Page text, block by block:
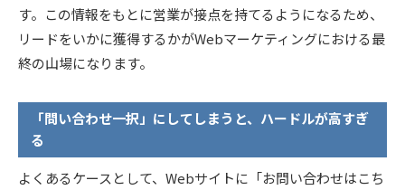
す。この情報をもとに営業が接点を持てるようになるため、
リードをいかに獲得するかがWebマーケティングにおける最
終の山場になります。
「問い合わせ一択」にしてしまうと、ハードルが高すぎ
る
よくあるケースとして、Webサイトに「お問い合わせはこち